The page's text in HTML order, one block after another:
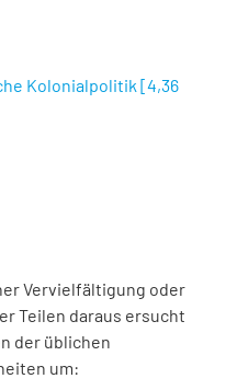
Kolonialpolitik [4,36
Vervielfältigung oder
Teilen daraus ersucht
der üblichen
um: